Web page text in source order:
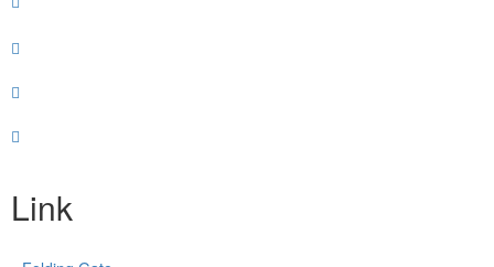
Link